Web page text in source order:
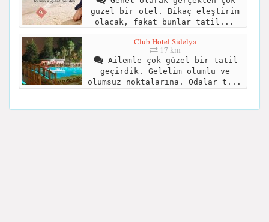
güzel bir otel. Bikaç eleştirim
olacak, fakat bunlar tatil...
Club Hotel Sidelya
17 km
Ailemle çok güzel bir tatil
geçirdik. Gelelim olumlu ve
olumsuz noktalarına. Odalar t...